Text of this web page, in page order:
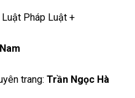
Pháp Luật +
trang: Trần Ngọc Hà